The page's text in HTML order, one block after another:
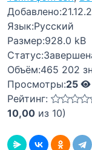
Добавлено:
Язык:Русский
Размер:928.0 kB
Статус:
Объём:465 202
Просмотры:25
Рейтинг:
10,00 из 10)